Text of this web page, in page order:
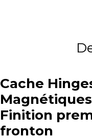
Cache
Finition
fronton